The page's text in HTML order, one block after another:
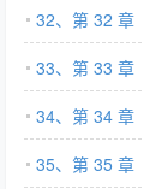
32、第 32 章
33、第 33 章
34、第 34 章
35、第 35 章